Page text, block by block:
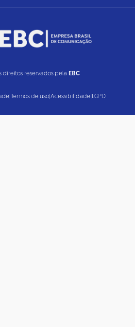
direitos reservados pela EBC
|Termos de uso|Acessibilidade|LGPD